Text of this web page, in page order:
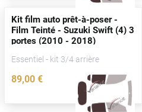
Kit film auto prêt-à-poser -
Film Teinté - Suzuki Swift (4) 3
portes (2010 - 2018)
Essentiel - kit 3/4 arrière
89,00 €
2373-SUZ